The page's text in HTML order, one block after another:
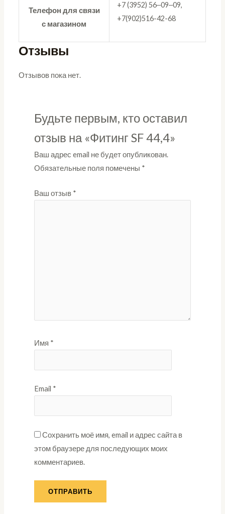
Телефон для связи
с магазином
+7 (3952) 56‒09‒09,
+7(902)516-42-68
Отзывы
Отзывов пока нет.
Будьте первым, кто оставил
отзыв на «Фитинг SF 44,4»
Ваш адрес email не будет опубликован.
Обязательные поля помечены *
Ваш отзыв *
Имя *
Email *
Сохранить моё имя, email и адрес сайта в
этом браузере для последующих моих
комментариев.